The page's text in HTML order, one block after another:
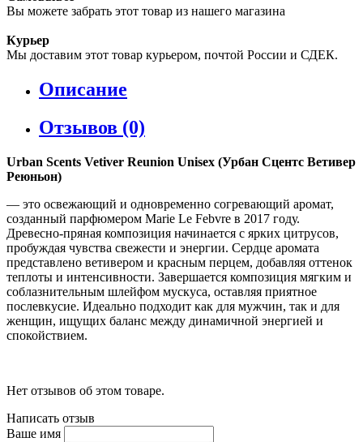
Вы можете забрать этот товар из нашего магазина
Курьер
Мы доставим этот товар курьером, почтой России и СДЕК.
Описание
Отзывов (0)
Urban Scents Vetiver Reunion Unisex (Урбан Сцентс Ветивер
Реюньон)
— это освежающий и одновременно согревающий аромат,
созданный парфюмером Marie Le Febvre в 2017 году.
Древесно-пряная композиция начинается с ярких цитрусов,
пробуждая чувства свежести и энергии. Сердце аромата
представлено ветивером и красным перцем, добавляя оттенок
теплоты и интенсивности. Завершается композиция мягким и
соблазнительным шлейфом мускуса, оставляя приятное
послевкусие. Идеально подходит как для мужчин, так и для
женщин, ищущих баланс между динамичной энергией и
спокойствием.
Нет отзывов об этом товаре.
Написать отзыв
Ваше имя